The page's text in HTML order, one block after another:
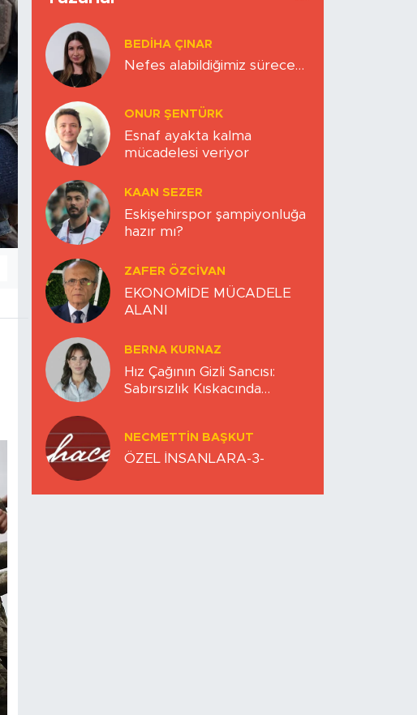
BEDIHA ÇINAR
Nefes alabildiğimiz sürece…
ONUR ŞENTÜRK
Esnaf ayakta kalma
mücadelesi veriyor
KAAN SEZER
Eskişehirspor şampiyonluğa
hazır mı?
ZAFER ÖZCIVAN
EKONOMİDE MÜCADELE
ALANI
BERNA KURNAZ
Hız Çağının Gizli Sancısı:
Sabırsızlık Kıskacında
NECMETTIN BAŞKUT
ÖZEL İNSANLARA-3-